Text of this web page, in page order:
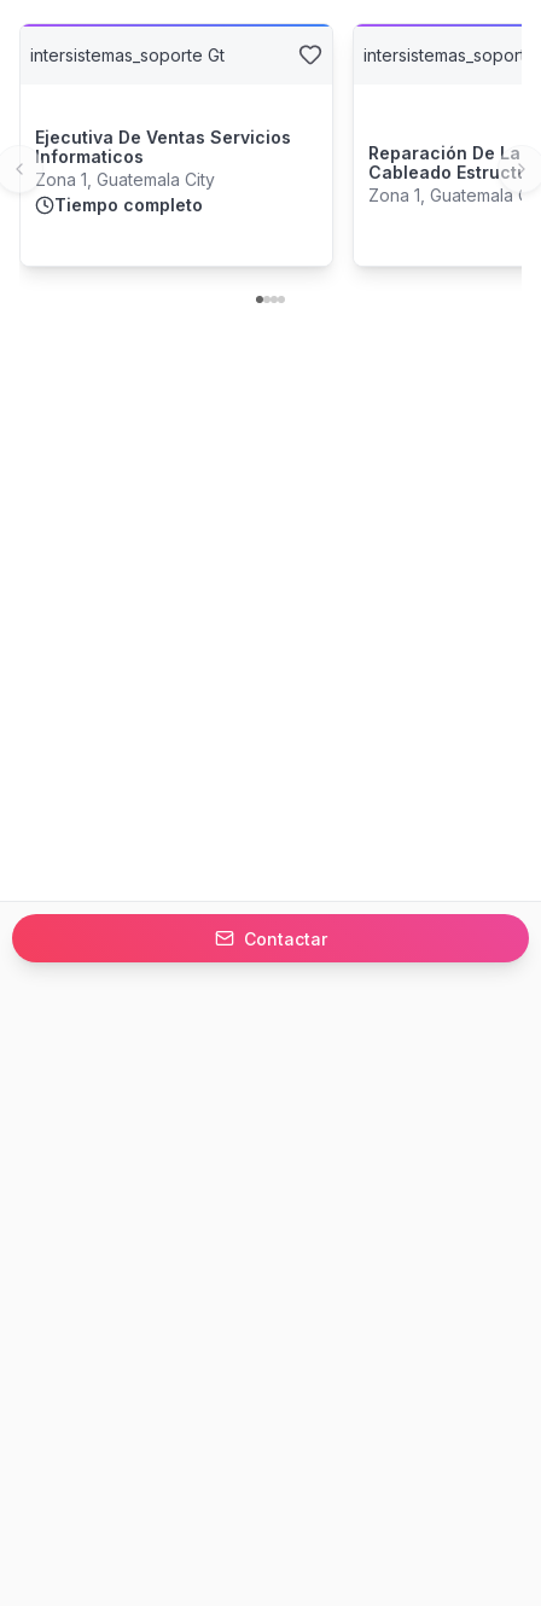
Contactar
intersistemas_soporte Gt
Ejecutiva De Ventas Servicios
Informaticos
Zona 1, Guatemala City
Tiempo completo
intersistemas_soporte
Reparación De
Cableado
Cámaras De
Zona 1, Guatemala
Previous slide